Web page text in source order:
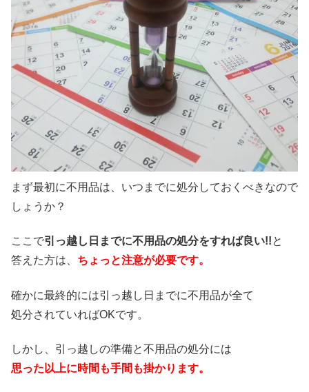
まず最初に不用品は、いつまでに処分しておくべきなので
しょうか？
ここで引っ越し日までに不用品の処分をすれば良い!!と
答えた方は、 ちょっと注意が必要です。
確かに最終的には引っ越し日までに不用品が全て
処分されていればOKです。
しかし、引っ越しの準備と不用品の処分には
思った以上に時間も手間も掛かります。